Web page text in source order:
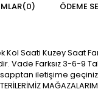
(0) ÖDEME
Kol Saati Kuzey
Vade Farksız 3-6-9
iletişime